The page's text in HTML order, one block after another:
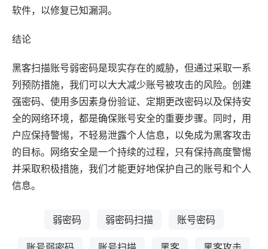
软件，以修复已知漏洞。
结论
黑客扫描账号弱密码是现实存在的威胁，但通过采取一系
列预防措施，我们可以大大减少账号被攻击的风险。创建
强密码、使用多因素身份验证、定期更改密码以及保持安
全的网络环境，都是确保账号安全的重要步骤。同时，用
户应保持警惕，不轻易泄露个人信息，以免成为黑客攻击
的目标。网络安全是一个持续的过程，只有保持高度警惕
并采取积极措施，我们才能更好地保护自己的账号和个人
信息。
弱密码 弱密码扫描 账号密码